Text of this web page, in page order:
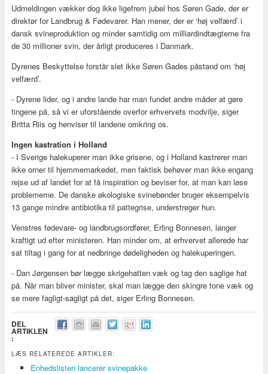
Udmeldingen vækker dog ikke ligefrem jubel hos Søren Gade, der er
direktør for Landbrug & Fødevarer. Han mener, der er ‘høj velfærd’ i
dansk svineproduktion og minder samtidig om milliardindtægterne fra
de 30 millioner svin, der årligt produceres i Danmark.
Dyrenes Beskyttelse forstår slet ikke Søren Gades påstand om ‘høj
velfærd’.
- Dyrene lider, og i andre lande har man fundet andre måder at gøre
tingene på, så vi er uforstående overfor erhvervets modvilje, siger
Britta Riis og henviser til landene omkring os.
Ingen kastration i Holland
- I Sverige halekuperer man ikke grisene, og i Holland kastrerer man
ikke orner til hjemmemarkedet, men faktisk behøver man ikke engang
rejse ud af landet for at få inspiration og beviser for, at man kan løse
problemerne. De danske økologiske svinebønder bruger eksempelvis
13 gange mindre antibiotika til pattegrise, understreger hun.
Venstres fødevare- og landbrugsordfører, Erling Bonnesen, langer
kraftigt ud efter ministeren. Han minder om, at erhvervet allerede har
sat tiltag i gang for at nedbringe dødeligheden og halekuperingen.
- Dan Jørgensen bør lægge skrigehatten væk og tag den saglige hat
på. Når man bliver minister, skal man lægge den skingre tone væk og
se mere fagligt-sagligt på det, siger Erling Bonnesen.
DEL
ARTIKLEN
:
LÆS RELATEREDE ARTIKLER:
Enhedslisten lancerer svinepakke